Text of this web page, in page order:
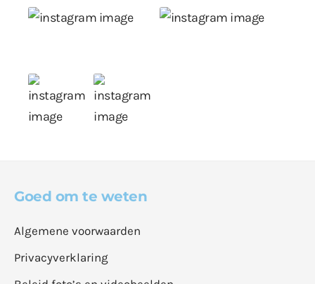
Goed om te weten
Algemene voorwaarden
Privacyverklaring